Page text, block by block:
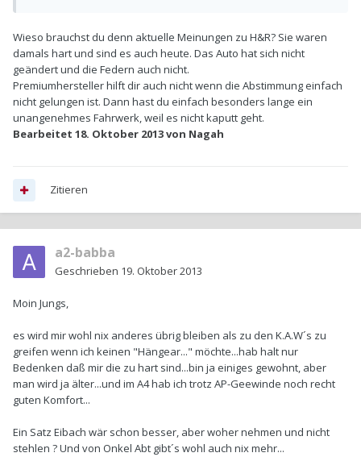
Wieso brauchst du denn aktuelle Meinungen zu H&R? Sie waren
damals hart und sind es auch heute. Das Auto hat sich nicht
geändert und die Federn auch nicht.
Premiumhersteller hilft dir auch nicht wenn die Abstimmung einfach
nicht gelungen ist. Dann hast du einfach besonders lange ein
unangenehmes Fahrwerk, weil es nicht kaputt geht.
Bearbeitet 18. Oktober 2013von Nagah
Zitieren
a2-babba
Geschrieben 19. Oktober 2013
Moin Jungs,
es wird mir wohl nix anderes übrig bleiben als zu den K.A.W´s zu
greifen wenn ich keinen "Hängear..." möchte...hab halt nur
Bedenken daß mir die zu hart sind...bin ja einiges gewohnt, aber
man wird ja älter...und im A4 hab ich trotz AP-Geewinde noch recht
guten Komfort...
Ein Satz Eibach wär schon besser, aber woher nehmen und nicht
stehlen ? Und von Onkel Abt gibt´s wohl auch nix mehr...